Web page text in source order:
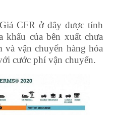
Giá CFR ở đây được tính
khẩu của bên xuất chưa
vận chuyển hàng hóa
cước phí vận chuyển.